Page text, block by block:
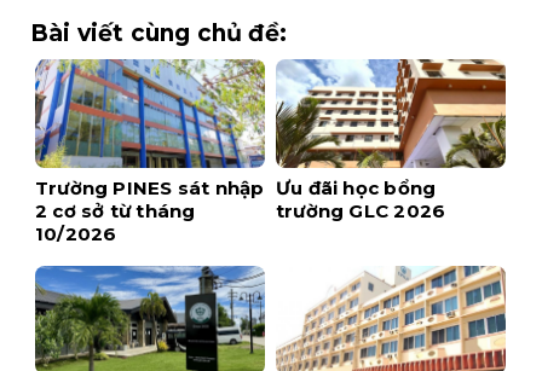
Bài viết cùng chủ đề:
Trường PINES sát nhập
2 cơ sở từ tháng
10/2026
Ưu đãi học bổng
trường GLC 2026